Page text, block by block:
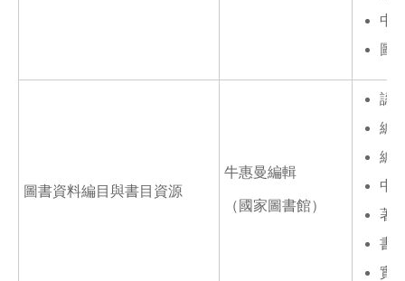
中
圖
圖書資料編目與書目資源
牛惠曼編輯
（國家圖書館）
認
編
編
中
著
書
實